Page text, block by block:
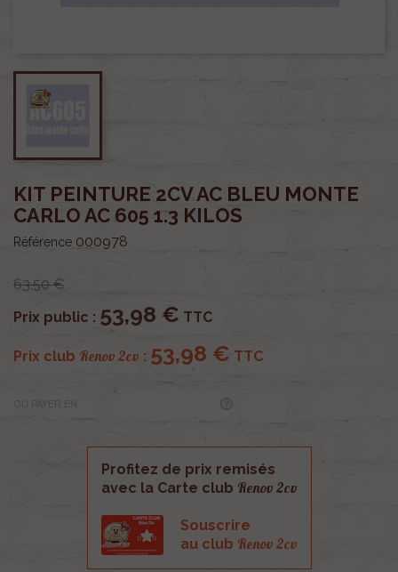
KIT PEINTURE 2CV AC BLEU MONTE
CARLO AC 605 1.3 KILOS
Référence 000978
63,50 €
Prix public : 53,98 € TTC
Prix club Renov 2cv : 53,98 € TTC
OU PAYER EN
Profitez de prix remisés
avec la Carte club Renov 2cv
Souscrire
au club Renov 2cv